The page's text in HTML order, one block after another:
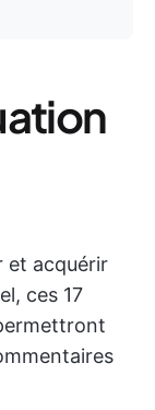
et acquérir
ces 17